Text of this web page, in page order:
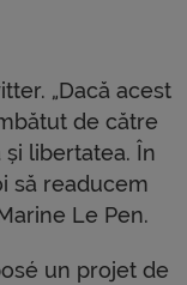
„Dacă acest
de către
libertatea. În
să readucem
Le Pen.
un projet de